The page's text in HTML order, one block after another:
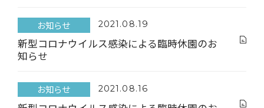
お知らせ 2021.08.19
新型コロナウイルス感染による臨時休園のお
知らせ
お知らせ 2021.08.16